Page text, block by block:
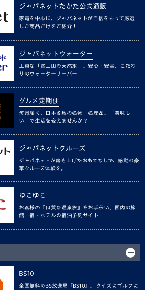
ジャパネットたかた公式通販
家電を中心に、ジャパネットが自信をもって厳選
した商品だけをご紹介！
ジャパネットウォーター
上質な「富士山の天然水」。安心・安全、こだわ
りのウォーターサーバー
グルメ定期便
毎月届く、日本各地の名物・名産品。「美味し
い」で生活を変えませんか？
ジャパネットクルーズ
ジャパネットが磨き上げたおもてなしで、感動の豪
華クルーズ体験を。
ゆこゆこ
お客様の『良質な温泉旅』をお手伝い。国内の旅
館・宿・ホテルの宿泊予約サイト
BS10
全国無料のBS放送局『BS10』。クイズにゴルフに